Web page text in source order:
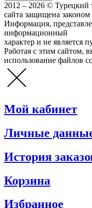
2012 – 2026 ©
сайта защищена законом
Информация,
информационный
характер и не является
Работая с этим сайтом,
использование файлов
Мой кабинет
Личные
История
Корзина
Избранное